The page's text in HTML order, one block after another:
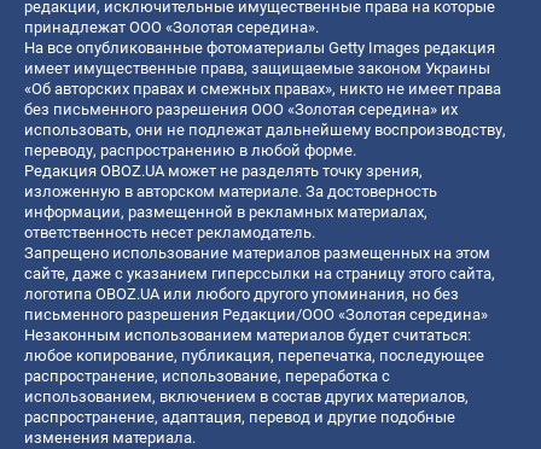
редакции, исключительные имущественные права на которые
принадлежат ООО «Золотая середина».
На все опубликованные фотоматериалы Getty Images редакция
имеет имущественные права, защищаемые законом Украины
«Об авторских правах и смежных правах», никто не имеет права
без письменного разрешения ООО «Золотая середина» их
использовать, они не подлежат дальнейшему воспроизводству,
переводу, распространению в любой форме.
Редакция OBOZ.UA может не разделять точку зрения,
изложенную в авторском материале. За достоверность
информации, размещенной в рекламных материалах,
ответственность несет рекламодатель.
Запрещено использование материалов размещенных на этом
сайте, даже с указанием гиперссылки на страницу этого сайта,
логотипа OBOZ.UA или любого другого упоминания, но без
письменного разрешения Редакции/ООО «Золотая середина»
Незаконным использованием материалов будет считаться:
любое копирование, публикация, перепечатка, последующее
распространение, использование, переработка с
использованием, включением в состав других материалов,
распространение, адаптация, перевод и другие подобные
изменения материала.